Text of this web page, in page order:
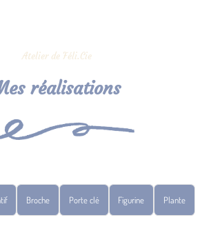
Atelier de Féli.Cie
réalisations
Broche Porte clé Figurine Plante